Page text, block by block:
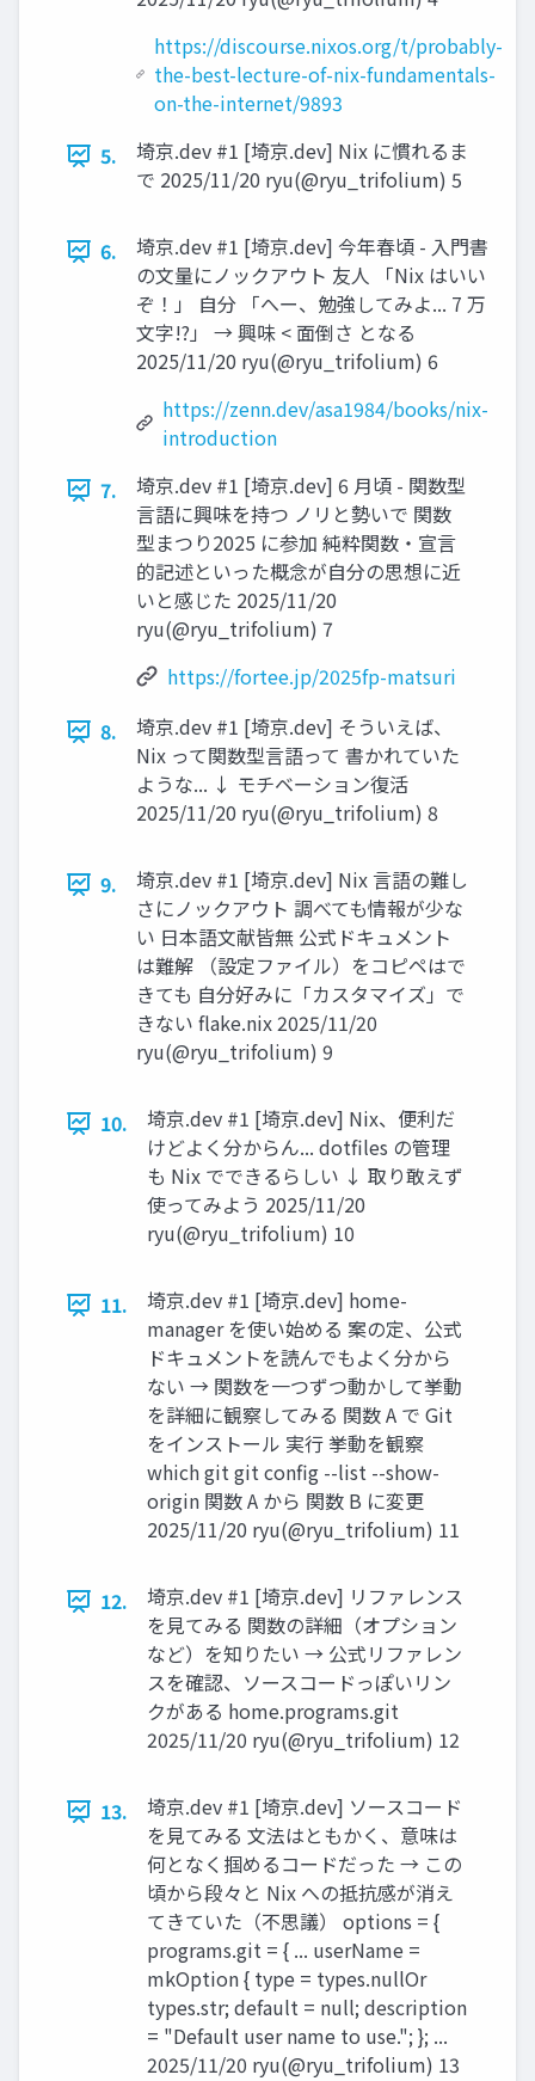
https://discourse.nixos.org/t/probably-
the-best-lecture-of-nix-fundamentals-
on-the-internet/9893
5.
埼京.dev #1 [埼京.dev] Nix に慣れるま
で 2025/11/20 ryu(@ryu_trifolium) 5
6.
埼京.dev #1 [埼京.dev] 今年春頃 - 入門書
の文量にノックアウト 友人 「Nix はいい
ぞ！」 自分 「へー、勉強してみよ... 7 万
文字!?」 → 興味 < 面倒さ となる
2025/11/20 ryu(@ryu_trifolium) 6
https://zenn.dev/asa1984/books/nix-
introduction
7.
埼京.dev #1 [埼京.dev] 6 月頃 - 関数型
言語に興味を持つ ノリと勢いで 関数
型まつり2025 に参加 純粋関数・宣言
的記述といった概念が自分の思想に近
いと感じた 2025/11/20
ryu(@ryu_trifolium) 7
https://fortee.jp/2025fp-matsuri
8.
埼京.dev #1 [埼京.dev] そういえば、
Nix って関数型言語って 書かれていた
ような... ↓ モチベーション復活
2025/11/20 ryu(@ryu_trifolium) 8
9.
埼京.dev #1 [埼京.dev] Nix 言語の難し
さにノックアウト 調べても情報が少な
い 日本語文献皆無 公式ドキュメント
は難解 （設定ファイル）をコピペはで
きても 自分好みに「カスタマイズ」で
きない flake.nix 2025/11/20
ryu(@ryu_trifolium) 9
10.
埼京.dev #1 [埼京.dev] Nix、便利だ
けどよく分からん... dotfiles の管理
も Nix でできるらしい ↓ 取り敢えず
使ってみよう 2025/11/20
ryu(@ryu_trifolium) 10
11.
埼京.dev #1 [埼京.dev] home-
manager を使い始める 案の定、公式
ドキュメントを読んでもよく分から
ない → 関数を一つずつ動かして挙動
を詳細に観察してみる 関数 A で Git
をインストール 実⾏ 挙動を観察
which git git conﬁg --list --show-
origin 関数 A から 関数 B に変更
2025/11/20 ryu(@ryu_trifolium) 11
12.
埼京.dev #1 [埼京.dev] リファレンス
を見てみる 関数の詳細（オプション
など）を知りたい → 公式リファレン
スを確認、ソースコードっぽいリン
クがある home.programs.git
2025/11/20 ryu(@ryu_trifolium) 12
13.
埼京.dev #1 [埼京.dev] ソースコード
を見てみる 文法はともかく、意味は
何となく掴めるコードだった → この
頃から段々と Nix への抵抗感が消え
てきていた（不思議） options = {
programs.git = { ... userName =
mkOption { type = types.nullOr
types.str; default = null; description
= "Default user name to use."; }; ...
2025/11/20 ryu(@ryu_trifolium) 13